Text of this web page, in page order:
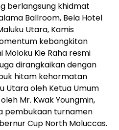
berlangsung khidmat
Ballroom, Bela Hotel
Utara, Kamis
kebangkitan
Kie Raha resmi
dirangkaikan dengan
hitam kehormatan
Utara oleh Ketua Umum
Mr. Kwak Youngmin,
pembukaan turnamen
Cup North Moluccas.